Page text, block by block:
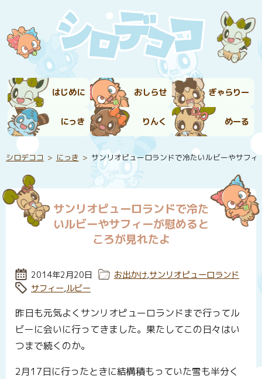
はじめに おしらせ ぎゃらりー
にっき りんく めーる
シロデココ にっき サンリオピューロランドで冷たいルビーやサフ
サンリオピューロランドで冷た
いルビーやサフィーが慰めると
ころが見れたよ
投稿日:
2014年2月20日 カテゴリー:
お出かけ,サンリオピューロランド
タグ:
サフィー,ルビー
昨日も元気よくサンリオピューロランドまで行ってル
ビーに会いに行ってきました。果たしてこの日々はい
つまで続くのか。
2月17日に行ったときに結構積もっていた雪も半分く